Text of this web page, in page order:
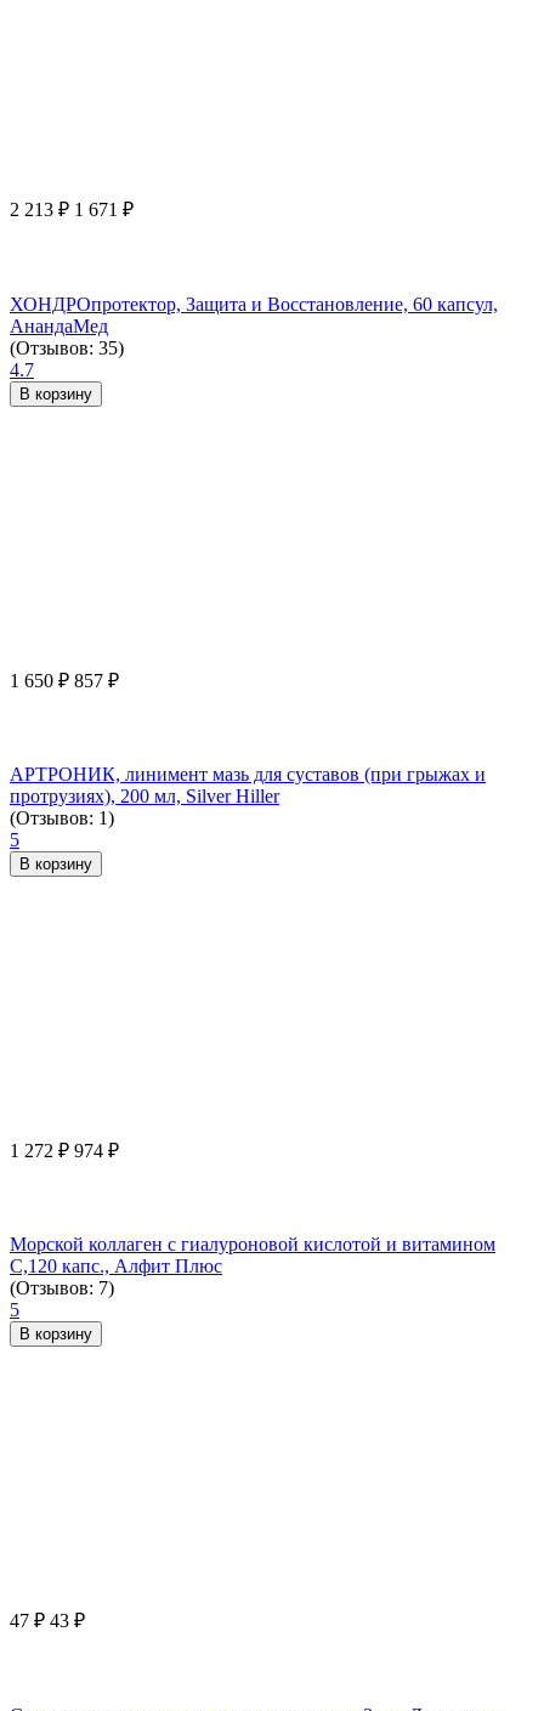
2 213 ₽ 1 671 ₽
ХОНДРОпротектор, Защита и Восстановление, 60 капсул,
АнандаМед
(Отзывов: 35)
4.7
В корзину
1 650 ₽ 857 ₽
АРТРОНИК, линимент мазь для суставов (при грыжах и
протрузиях), 200 мл, Silver Hiller
(Отзывов: 1)
5
В корзину
1 272 ₽ 974 ₽
Морской коллаген с гиалуроновой кислотой и витамином
С,120 капс., Алфит Плюс
(Отзывов: 7)
5
В корзину
47 ₽ 43 ₽